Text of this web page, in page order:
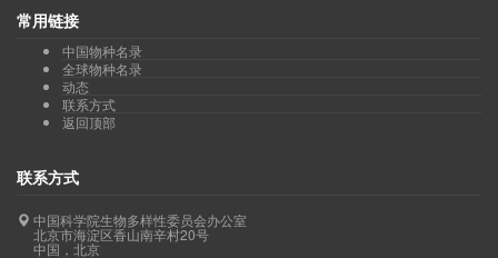
常用链接
中国物种名录
全球物种名录
动态
联系方式
返回顶部
联系方式
中国科学院生物多样性委员会办公室
北京市海淀区香山南辛村20号
中国，北京